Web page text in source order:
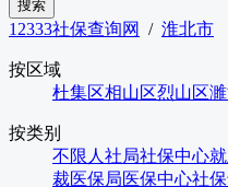
12333社保查询网 / 淮北市
按区域
杜集区相山区烈山区
按类别
不限 人社局社保中心
裁医保局医保中心社